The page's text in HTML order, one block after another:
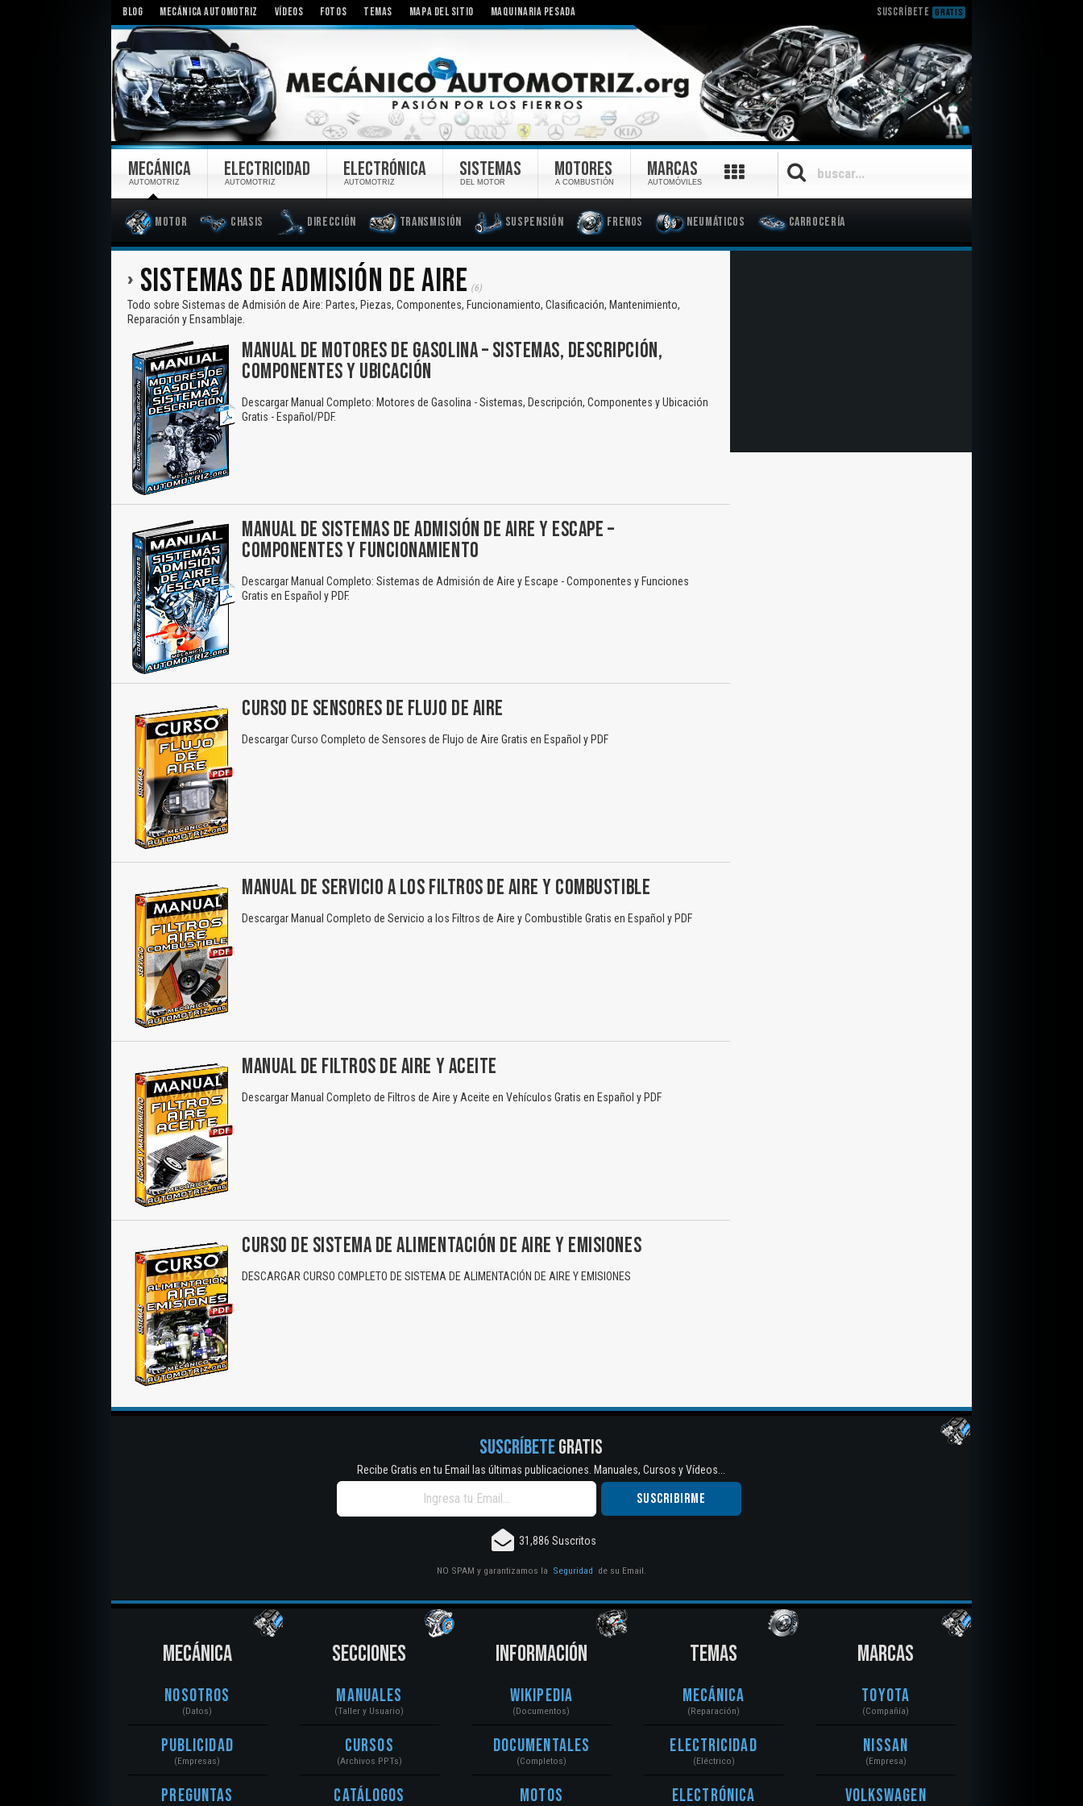
BLOG MECÁNICA AUTOMOTRIZ VÍDEOS FOTOS TEMAS MAPA DEL SITIO MAQUINARIA PESADA SUSCRÍBETE GRATIS
MECÁNICA
AUTOMOTRIZ
Motor Chasis Dirección Transmisión Suspensión Frenos Neumáticos Carrocería
ELECTRICIDAD
AUTOMOTRIZ
ELECTRÓNICA
AUTOMOTRIZ
SISTEMAS
DEL MOTOR
MOTORES
A COMBUSTIÓN
MARCAS
AUTOMÓVILES
SISTEMAS DE ADMISIÓN DE AIRE (6)
Todo sobre Sistemas de Admisión de Aire: Partes, Piezas, Componentes, Funcionamiento, Clasificación, Mantenimiento,
Reparación y Ensamblaje.
MANUAL DE MOTORES DE GASOLINA – SISTEMAS, DESCRIPCIÓN,
COMPONENTES Y UBICACIÓN
Descargar Manual Completo: Motores de Gasolina - Sistemas, Descripción, Componentes y Ubicación
Gratis - Español/PDF.
MANUAL DE SISTEMAS DE ADMISIÓN DE AIRE Y ESCAPE –
COMPONENTES Y FUNCIONAMIENTO
Descargar Manual Completo: Sistemas de Admisión de Aire y Escape - Componentes y Funciones
Gratis en Español y PDF.
CURSO DE SENSORES DE FLUJO DE AIRE
Descargar Curso Completo de Sensores de Flujo de Aire Gratis en Español y PDF
MANUAL DE SERVICIO A LOS FILTROS DE AIRE Y COMBUSTIBLE
Descargar Manual Completo de Servicio a los Filtros de Aire y Combustible Gratis en Español y PDF
MANUAL DE FILTROS DE AIRE Y ACEITE
Descargar Manual Completo de Filtros de Aire y Aceite en Vehículos Gratis en Español y PDF
CURSO DE SISTEMA DE ALIMENTACIÓN DE AIRE Y EMISIONES
DESCARGAR CURSO COMPLETO DE SISTEMA DE ALIMENTACIÓN DE AIRE Y EMISIONES
SUSCRÍBETEGRATIS
Recibe Gratis en tu Email las últimas publicaciones. Manuales, Cursos y Vídeos...
31,886 Suscritos
NO SPAM y garantizamos la Seguridad de su Email.
MECÁNICA
Nosotros
(Datos)
Publicidad
(Empresas)
Preguntas
SECCIONES
Manuales
(Taller y Usuario)
Cursos
(Archivos PPTs)
Catálogos
INFORMACIÓN
Wikipedia
(Documentos)
Documentales
(Completos)
Motos
TEMAS
Mecánica
(Reparación)
Electricidad
(Eléctrico)
Electrónica
MARCAS
Toyota
(Compañía)
Nissan
(Empresa)
Volkswagen
No carga o no se visualiza el contenido.